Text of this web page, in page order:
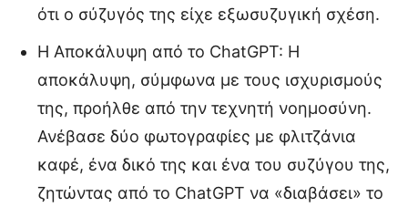
ότι ο σύζυγός της είχε εξωσυζυγική σχέση.
Η Αποκάλυψη από το ChatGPT: Η
αποκάλυψη, σύμφωνα με τους ισχυρισμούς
της, προήλθε από την τεχνητή νοημοσύνη.
Ανέβασε δύο φωτογραφίες με φλιτζάνια
καφέ, ένα δικό της και ένα του συζύγου της,
ζητώντας από το ChatGPT να «διαβάσει» το